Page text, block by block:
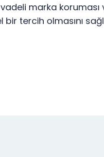
marka koruması
tercih olmasını